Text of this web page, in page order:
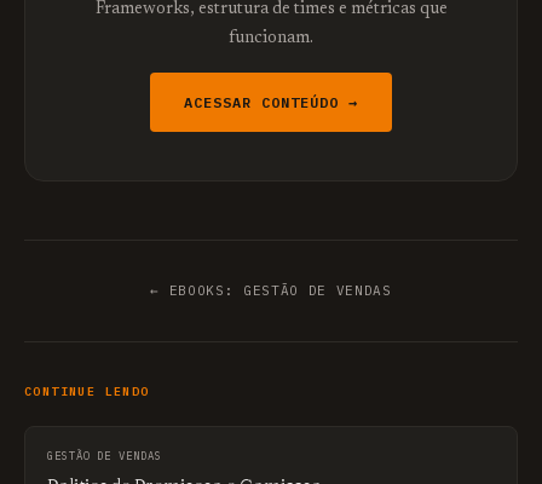
Frameworks, estrutura de times e métricas que
funcionam.
ACESSAR CONTEÚDO →
← EBOOKS: GESTÃO DE VENDAS
CONTINUE LENDO
GESTÃO DE VENDAS